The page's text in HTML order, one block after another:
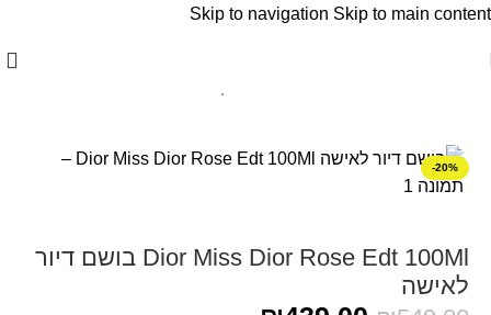
Skip to navigation Skip to main content
-20%
Dior Miss Dior Rose Edt 100Ml בושם דיור
לאישה